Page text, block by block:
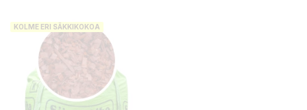
KOLME ERI SÄKKIKOKOA